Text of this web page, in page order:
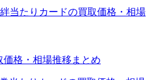
価格・相場推移まとめ